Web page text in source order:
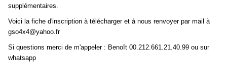
supplémentaires.
Voici la fiche d'inscription à télécharger et à nous renvoyer par mail à
gso4x4@yahoo.fr
Si questions merci de m'appeler : Benoît 00.212.661.21.40.99 ou sur
whatsapp